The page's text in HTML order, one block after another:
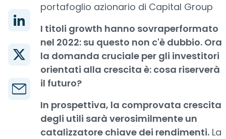
portafoglio azionario di Capital Group
I titoli growth hanno sovraperformato
nel 2022: su questo non c'è dubbio. Ora
la domanda cruciale per gli investitori
orientati alla crescita è: cosa riserverà
il futuro?
In prospettiva, la comprovata crescita
degli utili sarà verosimilmente un
catalizzatore chiave dei rendimenti. La